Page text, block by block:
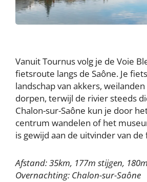
Vanuit Tournus volg je de Voie
fietsroute langs de Saône. Je
landschap van akkers,
dorpen, terwijl de rivier steeds
Chalon-sur-Saône kun je door
centrum wandelen of het
is gewijd aan de uitvinder van
Afstand: 35km, 177m stijgen,
Overnachting: Chalon-sur-Saône